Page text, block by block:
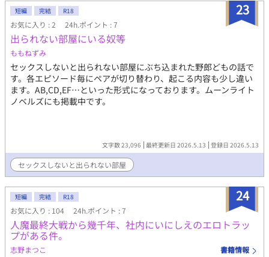
23
短編 完結 R18
お気に入り : 2 24h.ポイント : 7
出られない部屋にいる奴等
ももねずみ
セックスしないと出られない部屋にぶち込まれた野郎どもの話で
す。各エピソード毎にペアが切り替わり、起こる内容も少し違い
ます。AB,CD,EF…といった形式になっております。ムーンライト
ノベルズにも掲載中です。
文字数 23,096 最終更新日 2026.5.13 登録日 2026.5.13
セックスしないと出られない部屋
24
短編 完結 R18
お気に入り : 104 24h.ポイント : 7
人魔最終大戦から幾千年、社内にいにしえのエロトラッ
プがある件。
志野まつこ 書籍情報